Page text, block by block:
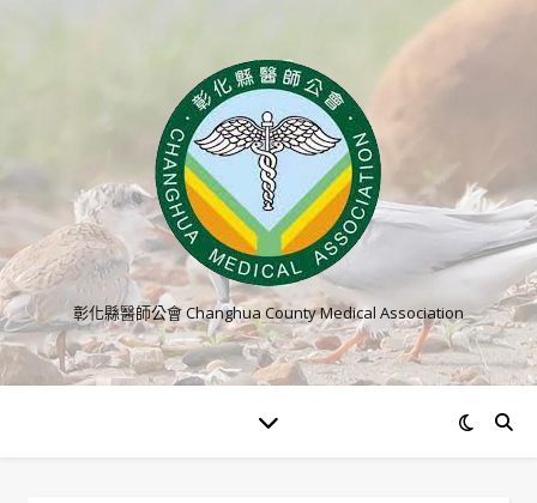
彰化縣醫師公會 Changhua County Medical Association